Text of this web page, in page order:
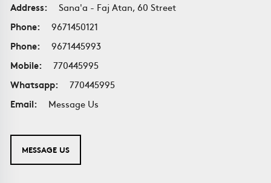
Address:
Sana'a - Faj Atan, 60 Street
Phone:
9671450121
Phone:
9671445993
Mobile:
770445995
Whatsapp:
770445995
Email:
Message Us
MESSAGE US